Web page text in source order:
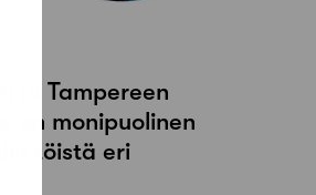
ja Tampereen
on monipuolinen
töistä eri